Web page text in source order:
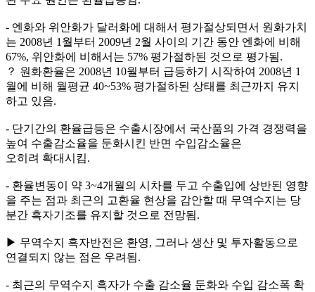
- 엔화와 위안화가 달러화에 대해서 평가절상되면서 원화가치
는 2008년 1월부터 2009년 2월 사이의 기간 동안 엔화에 비해
67%, 위안화에 비해서는 57% 평가절하된 것으로 평가됨.
？ 원화환율은 2008년 10월부터 급등하기 시작하여 2008년 1
월에 비해 월평균 40~53% 평가절하된 상태를 최근까지 유지
하고 있음.
- 단기간의 환율급등은 수출시장에서 국산품의 가격 경쟁력을
높여 수출감소율을 둔화시킨 반면 수입감소율은
오히려 확대시킴.
- 환율변동이 약 3~4개월의 시차를 두고 수출입에 상반된 영향
을 주는 점과 최근의 고환율 현상을 감안할 때 무역수지는 당
분간 흑자기조를 유지할 것으로 전망됨.
▶ 무역수지 흑자반전은 환영, 그러나 생산 및 투자활동으로
연결되지 않는 점은 우려됨.
- 최근의 무역수지 흑자가 수출 감소율 둔화와 수입 감소폭 확